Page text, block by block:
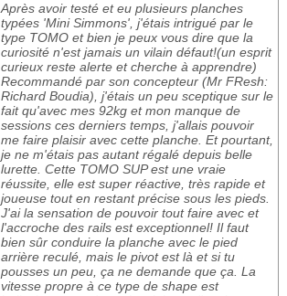
Après avoir testé et eu plusieurs planches
typées 'Mini Simmons', j'étais intrigué par le
type TOMO et bien je peux vous dire que la
curiosité n'est jamais un vilain défaut!(un esprit
curieux reste alerte et cherche à apprendre)
Recommandé par son concepteur (Mr FResh:
Richard Boudia), j'étais un peu sceptique sur le
fait qu'avec mes 92kg et mon manque de
sessions ces derniers temps, j'allais pouvoir
me faire plaisir avec cette planche. Et pourtant,
je ne m'étais pas autant régalé depuis belle
lurette. Cette TOMO SUP est une vraie
réussite, elle est super réactive, très rapide et
joueuse tout en restant précise sous les pieds.
J'ai la sensation de pouvoir tout faire avec et
l'accroche des rails est exceptionnel! Il faut
bien sûr conduire la planche avec le pied
arrière reculé, mais le pivot est là et si tu
pousses un peu, ça ne demande que ça. La
vitesse propre à ce type de shape est